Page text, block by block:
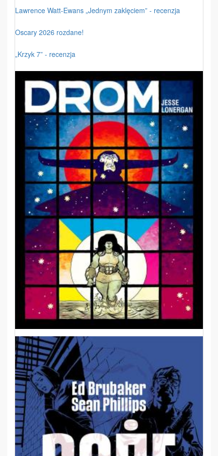
Lawrence Watt-Ewans „Jednym zaklęciem” - recenzja
Oscary 2026 rozdane!
„Krzyk 7” - recenzja